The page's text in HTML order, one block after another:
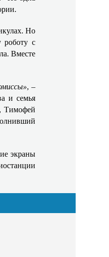
Но
роботу с
Вместе
, –
и семья
Тимофей
экраны